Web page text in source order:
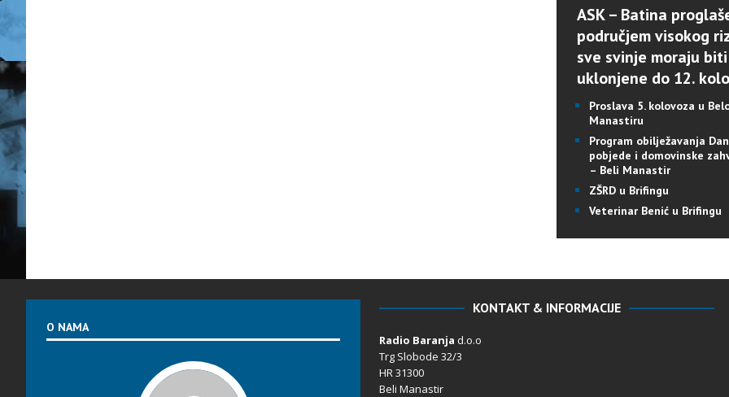
ASK – Batina
područjem visokog
sve svinje moraju biti
uklonjene do 12.
Proslava 5. kolovoza u
Manastiru
Program obilježavanja
pobjede i domovinske
– Beli Manastir
ZŠRD u Brifingu
Veterinar Benić u Brifingu
O NAMA
KONTAKT & INFORMACIJE
Radio Baranja d.o.o
Trg Slobode 32/3
HR 31300
Beli Manastir